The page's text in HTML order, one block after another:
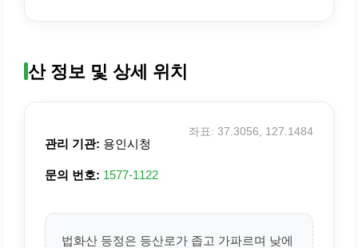
산 정보 및 상세 위치
관리 기관: 용인시청
문의 번호: 1577-1122
좌표: 37.3056, 127.1484
법화산 등정은 등산로가 좁고 가파르며 낮에